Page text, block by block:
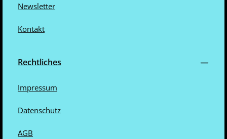
Newsletter
Kontakt
Rechtliches
Impressum
Datenschutz
AGB